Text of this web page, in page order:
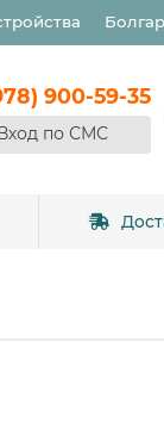
900-59-35
по СМС